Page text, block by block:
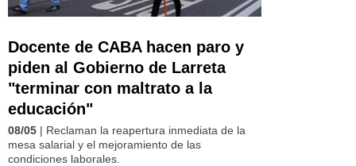
Docente de CABA hacen paro y
piden al Gobierno de Larreta
"terminar con maltrato a la
educación"
08/05 | Reclaman la reapertura inmediata de la
mesa salarial y el mejoramiento de las
condiciones laborales.